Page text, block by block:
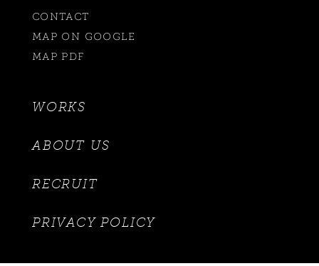
CONTACT
MAP ON GOOGLE
MAP PDF
WORKS
ABOUT US
RECRUIT
PRIVACY POLICY